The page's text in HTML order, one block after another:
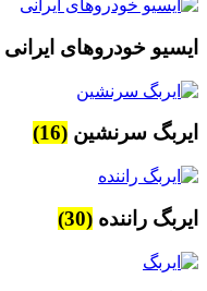
ایسیو خودروهای ایرانی
ایربگ سرنشین (16)
ایربگ راننده (30)